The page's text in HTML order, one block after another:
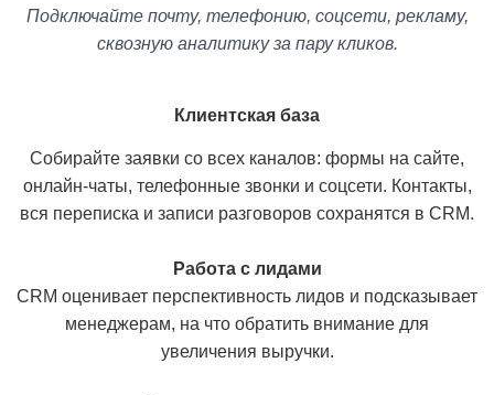
Подключайте почту, телефонию, соцсети, рекламу,
сквозную аналитику за пару кликов.
Клиентская база
Собирайте заявки со всех каналов: формы на сайте,
онлайн-чаты, телефонные звонки и соцсети. Контакты,
вся переписка и записи разговоров сохранятся в CRM.
Работа с лидами
CRM оценивает перспективность лидов и подсказывает
менеджерам, на что обратить внимание для
увеличения выручки.